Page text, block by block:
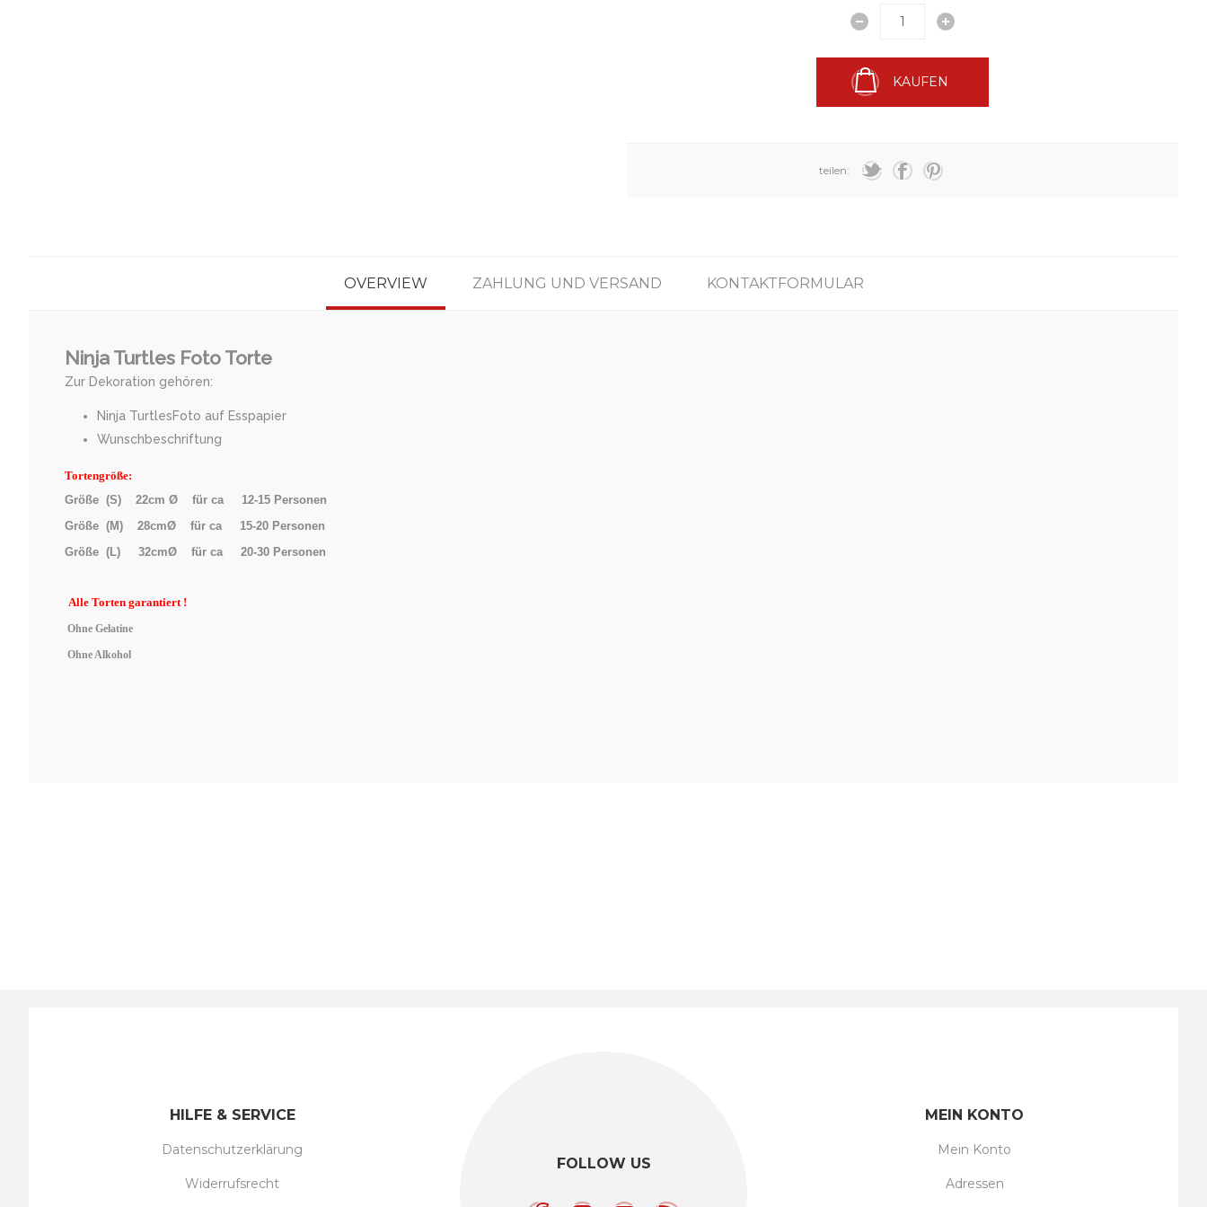
KAUFEN
teilen:
OVERVIEW ZAHLUNG UND VERSAND KONTAKTFORMULAR
Ninja Turtles Foto Torte
Zur Dekoration gehören:
Ninja TurtlesFoto auf Esspapier
Wunschbeschriftung
Tortengröße:
Größe (S) 22cm Ø für ca 12-15 Personen
Größe (M) 28cmØ für ca 15-20 Personen
Größe (L) 32cmØ für ca 20-30 Personen
Alle Torten garantiert !
Ohne Gelatine
Ohne Alkohol
FOLLOW US
HILFE & SERVICE
Datenschutzerklärung
Widerrufsrecht
MEIN KONTO
Mein Konto
Adressen